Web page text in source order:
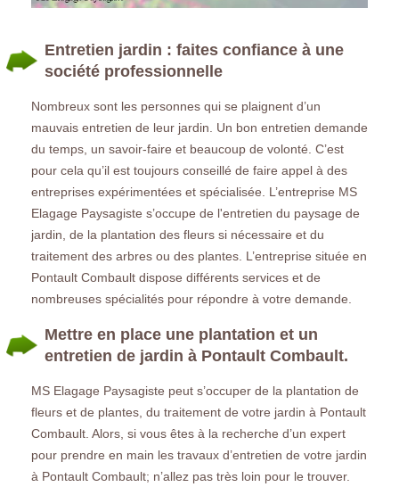
Entretien jardin : faites confiance à une
société professionnelle
Nombreux sont les personnes qui se plaignent d’un
mauvais entretien de leur jardin. Un bon entretien demande
du temps, un savoir-faire et beaucoup de volonté. C’est
pour cela qu’il est toujours conseillé de faire appel à des
entreprises expérimentées et spécialisée. L’entreprise MS
Elagage Paysagiste s’occupe de l'entretien du paysage de
jardin, de la plantation des fleurs si nécessaire et du
traitement des arbres ou des plantes. L’entreprise située en
Pontault Combault dispose différents services et de
nombreuses spécialités pour répondre à votre demande.
Mettre en place une plantation et un
entretien de jardin à Pontault Combault.
MS Elagage Paysagiste peut s’occuper de la plantation de
fleurs et de plantes, du traitement de votre jardin à Pontault
Combault. Alors, si vous êtes à la recherche d’un expert
pour prendre en main les travaux d’entretien de votre jardin
à Pontault Combault; n’allez pas très loin pour le trouver.